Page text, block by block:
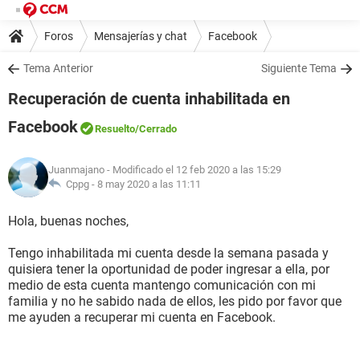
Foros Mensajerías y chat Facebook
Tema Anterior Siguiente Tema
Recuperación de cuenta inhabilitada en
Facebook
Resuelto/Cerrado
Juanmajano - Modificado el 12 feb 2020 a las 15:29
Cppg - 8 may 2020 a las 11:11
Hola, buenas noches,
Tengo inhabilitada mi cuenta desde la semana pasada y
quisiera tener la oportunidad de poder ingresar a ella, por
medio de esta cuenta mantengo comunicación con mi
familia y no he sabido nada de ellos, les pido por favor que
me ayuden a recuperar mi cuenta en Facebook.